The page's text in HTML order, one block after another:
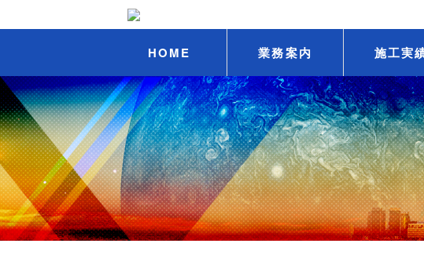
HOME 業務案内 施工実